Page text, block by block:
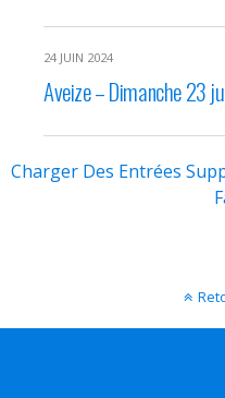
24 JUIN 2024
Aveize – Dimanche 23
Charger Des Entrées